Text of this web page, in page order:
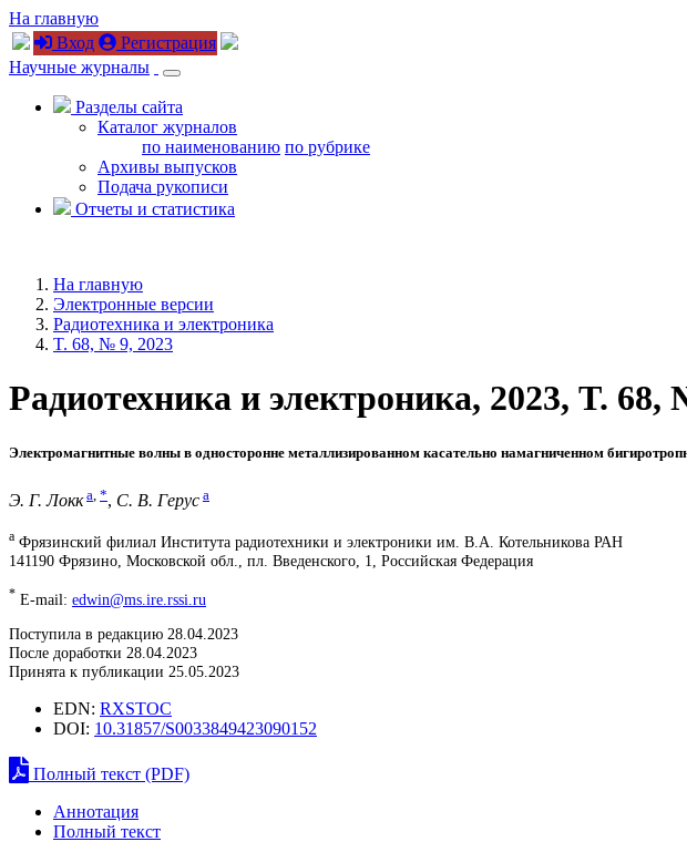
На главную
Вход
Регистрация
Научные журналы
Разделы сайта
Каталог журналов
по наименованию по рубрике
Архивы выпусков
Подача рукописи
Отчеты и статистика
На главную
Электронные версии
Радиотехника и электроника
T. 68, № 9, 2023
Радиотехника и электроника, 2023, T. 68,
Электромагнитные волны в односторонне металлизированном касательно намагниченном
Э. Г. Локк a *, С. В. Герус a
a Фрязинский филиал Института радиотехники и электроники им. В.А. Котельникова РАН
141190 Фрязино, Московской обл., пл. Введенского, 1, Российская Федерация
* E-mail: edwin@ms.ire.rssi.ru
Поступила в редакцию 28.04.2023
После доработки 28.04.2023
Принята к публикации 25.05.2023
EDN: RXSTOC
DOI: 10.31857/S0033849423090152
Полный текст (PDF)
Аннотация
Полный текст